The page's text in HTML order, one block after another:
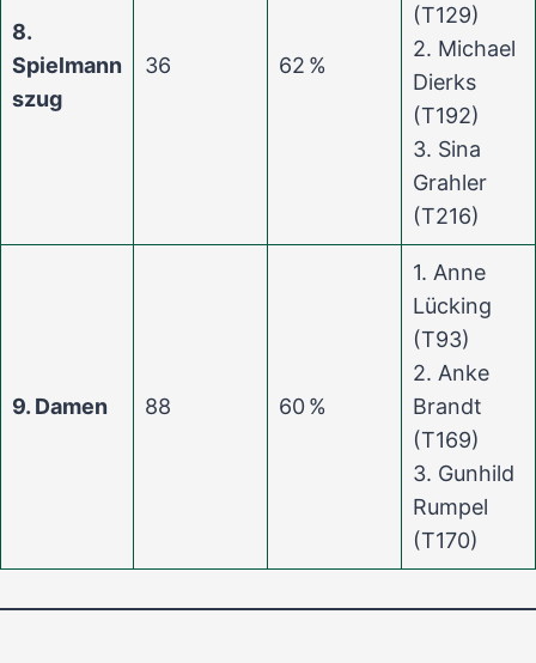
8.
Spielmann
szug
36 62 %
(T129)
2. Michael
Dierks
(T192)
3. Sina
Grahler
(T216)
9. Damen 88 60 %
1. Anne
Lücking
(T93)
2. Anke
Brandt
(T169)
3. Gunhild
Rumpel
(T170)